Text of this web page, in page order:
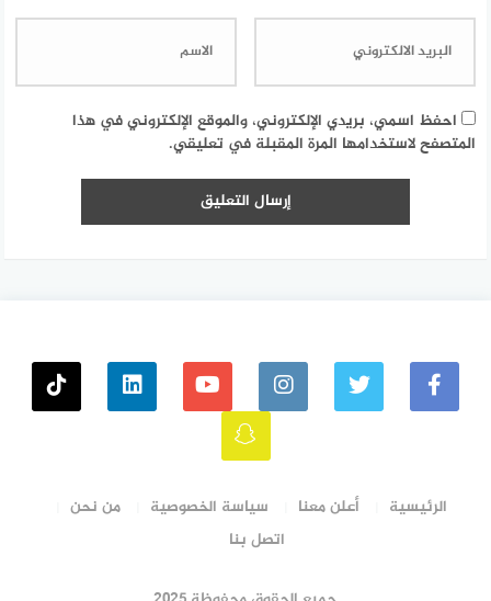
احفظ اسمي، بريدي الإلكتروني، والموقع الإلكتروني في هذا
المتصفح لاستخدامها المرة المقبلة في تعليقي.
الرئيسية أعلن معنا سياسة الخصوصية
من نحن
اتصل بنا